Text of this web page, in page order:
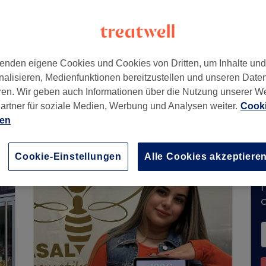
keine Buchungen über Treatwell
in Ihrer Nähe zu finden.
eigene Cookies und Cookies von Dritten, um Inhalte
Medienfunktionen bereitzustellen und unseren
Wir geben auch Informationen über die Nutzung unserer
für soziale Medien, Werbung und Analysen weiter.
Cookie-Einstellungen Alle Cookies